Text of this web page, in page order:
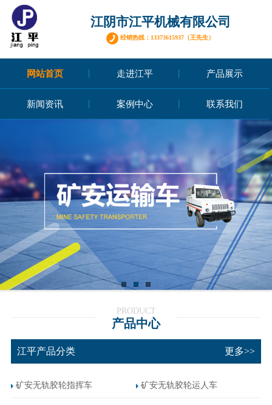
江阴市江平机械有限公司
经销热线：13373615937（王先生）
网站首页 走进江平 产品展示
新闻资讯 案例中心 联系我们
PRODUCT
产品中心
江平产品分类 更多>>
矿安无轨胶轮指挥车 矿安无轨胶轮运人车